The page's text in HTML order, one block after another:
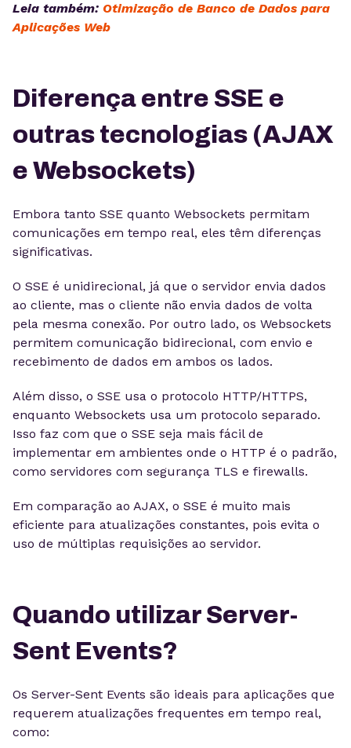
Leia também: Otimização de Banco de Dados para
Aplicações Web
Diferença entre SSE e
outras tecnologias (AJAX
e Websockets)
Embora tanto SSE quanto Websockets permitam
comunicações em tempo real, eles têm diferenças
significativas.
O SSE é unidirecional, já que o servidor envia dados
ao cliente, mas o cliente não envia dados de volta
pela mesma conexão. Por outro lado, os Websockets
permitem comunicação bidirecional, com envio e
recebimento de dados em ambos os lados.
Além disso, o SSE usa o protocolo HTTP/HTTPS,
enquanto Websockets usa um protocolo separado.
Isso faz com que o SSE seja mais fácil de
implementar em ambientes onde o HTTP é o padrão,
como servidores com segurança TLS e firewalls.
Em comparação ao AJAX, o SSE é muito mais
eficiente para atualizações constantes, pois evita o
uso de múltiplas requisições ao servidor.
Quando utilizar Server-
Sent Events?
Os Server-Sent Events são ideais para aplicações que
requerem atualizações frequentes em tempo real,
como: